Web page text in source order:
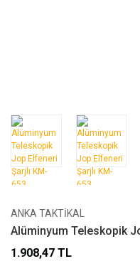
ANKA TAKTIKAL
Alüminyum Teleskopik
1.908,47 TL